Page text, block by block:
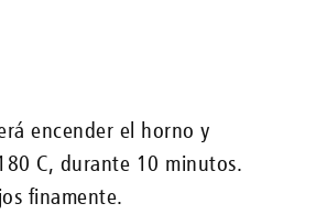
encender el horno y
C, durante 10 minutos.
finamente.